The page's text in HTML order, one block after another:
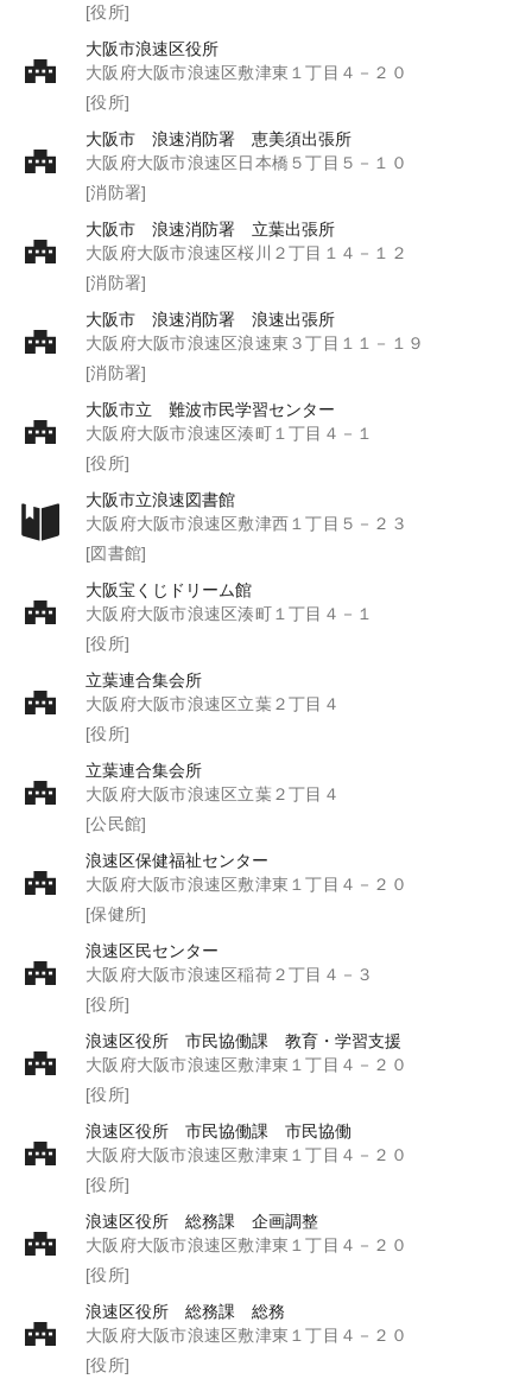
[役所]
大阪市浪速区役所
大阪府大阪市浪速区敷津東１丁目４－２０
[役所]
大阪市 浪速消防署 恵美須出張所
大阪府大阪市浪速区日本橋５丁目５－１０
[消防署]
大阪市 浪速消防署 立葉出張所
大阪府大阪市浪速区桜川２丁目１４－１２
[消防署]
大阪市 浪速消防署 浪速出張所
大阪府大阪市浪速区浪速東３丁目１１－１９
[消防署]
大阪市立 難波市民学習センター
大阪府大阪市浪速区湊町１丁目４－１
[役所]
大阪市立浪速図書館
大阪府大阪市浪速区敷津西１丁目５－２３
[図書館]
大阪宝くじドリーム館
大阪府大阪市浪速区湊町１丁目４－１
[役所]
立葉連合集会所
大阪府大阪市浪速区立葉２丁目４
[役所]
立葉連合集会所
大阪府大阪市浪速区立葉２丁目４
[公民館]
浪速区保健福祉センター
大阪府大阪市浪速区敷津東１丁目４－２０
[保健所]
浪速区民センター
大阪府大阪市浪速区稲荷２丁目４－３
[役所]
浪速区役所 市民協働課 教育・学習支援
大阪府大阪市浪速区敷津東１丁目４－２０
[役所]
浪速区役所 市民協働課 市民協働
大阪府大阪市浪速区敷津東１丁目４－２０
[役所]
浪速区役所 総務課 企画調整
大阪府大阪市浪速区敷津東１丁目４－２０
[役所]
浪速区役所 総務課 総務
大阪府大阪市浪速区敷津東１丁目４－２０
[役所]